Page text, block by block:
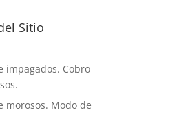
Sitio
impagados. Cobro
morosos. Modo de